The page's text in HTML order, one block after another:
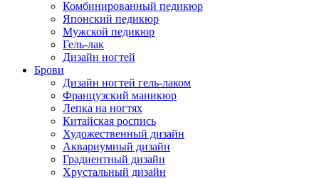
Комбинированный педикюр
Японский педикюр
Мужской педикюр
Гель-лак
Дизайн ногтей
Брови
Дизайн ногтей гель-лаком
Французский маникюр
Лепка на ногтях
Китайская роспись
Художественный дизайн
Аквариумный дизайн
Градиентный дизайн
Хрустальный дизайн